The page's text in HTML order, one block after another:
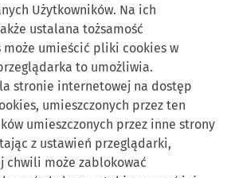
Użytkowników. Na ich
ustalana tożsamość
może umieścić pliki cookies w
to umożliwia.
stronie internetowej na dostęp
umieszczonych przez ten
umieszczonych przez inne strony
z ustawień przeglądarki,
chwili może zablokować